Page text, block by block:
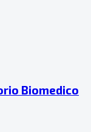
Biomedico